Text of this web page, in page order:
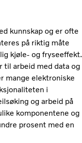
kunnskap og er ofte
på riktig måte
kjøle- og fryseeffekt.
til arbeid med data og
mange elektroniske
i
og arbeid på
komponentene og
prosent med en